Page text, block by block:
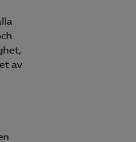
av